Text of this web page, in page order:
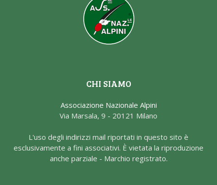
CHI SIAMO
Associazione Nazionale Alpini
Via Marsala, 9 - 20121 Milano
L'uso degli indirizzi mail riportati in questo sito è
esclusivamente a fini associativi. È vietata la riproduzione
anche parziale - Marchio registrato.